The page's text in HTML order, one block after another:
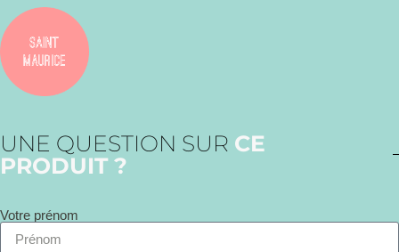
UNE QUESTION SUR CE
PRODUIT ?
Votre prénom